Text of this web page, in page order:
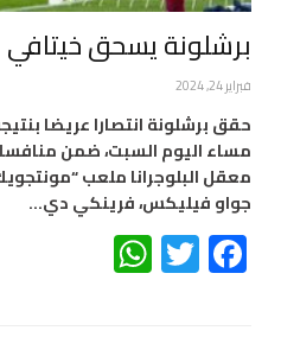
برشلونة يسحق خيتافي
فبراير 24, 2024
معقل البلوجرانا ملعب
جواو فيليكس، فرينكي دي…
Facebook
Twitter